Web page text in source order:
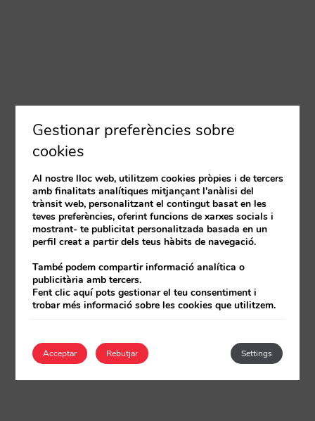
Gestionar preferències sobre
cookies
Al nostre lloc web, utilitzem cookies pròpies i de tercers
amb finalitats analítiques mitjançant l'anàlisi del
trànsit web, personalitzant el contingut basat en les
teves preferències, oferint funcions de xarxes socials i
mostrant- te publicitat personalitzada basada en un
perfil creat a partir dels teus hàbits de navegació.
També podem compartir informació analítica o
publicitària amb tercers.
Fent clic aquí pots gestionar el teu consentiment i
trobar més informació sobre les cookies que utilitzem.
Acceptar Settings
Rebutjar